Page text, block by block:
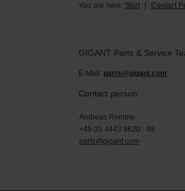
You are here: Start Contact
GIGANT Parts & Service
E-Mail: parts@gigant.com
Contact person:
Andreas Remme
+49 (0) 4443 9620 - 68
parts@gigant.com